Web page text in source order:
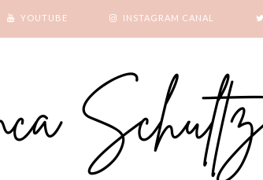
YOUTUBE INSTAGRAM CANAL